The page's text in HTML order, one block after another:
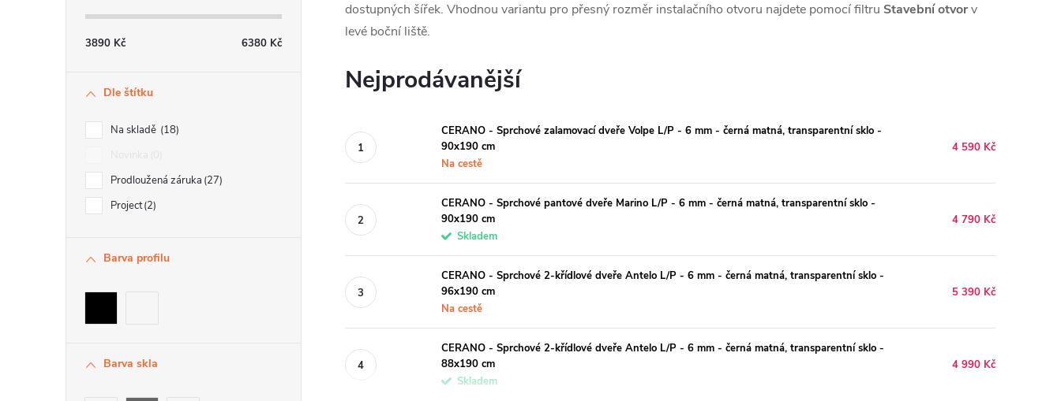
3890 Kč 6380 Kč
Dle štítku
Na skladě 18
Prodloužená záruka 27
Project 2
Barva profilu
Barva skla
dostupných šířek. Vhodnou variantu pro přesný rozměr instalačního otvoru najdete pomocí filtru Stavební otvorv
levé boční liště.
Nejprodávanější
CERANO - Sprchové zalamovací dveře Volpe L/P - 6 mm - černá matná, transparentní sklo -
90x190 cm
Na cestě
4 590 Kč
CERANO - Sprchové pantové dveře Marino L/P - 6 mm - černá matná, transparentní sklo -
90x190 cm
Skladem
4 790 Kč
CERANO - Sprchové 2-křídlové dveře Antelo L/P - 6 mm - černá matná, transparentní sklo -
96x190 cm
Na cestě
5 390 Kč
CERANO - Sprchové 2-křídlové dveře Antelo L/P - 6 mm - černá matná, transparentní sklo -
88x190 cm
Skladem
4 990 Kč